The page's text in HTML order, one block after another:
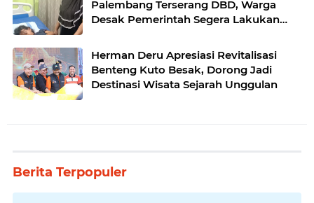
Palembang Terserang DBD, Warga
Desak Pemerintah Segera Lakukan
Herman Deru Apresiasi Revitalisasi
Benteng Kuto Besak, Dorong Jadi
Destinasi Wisata Sejarah Unggulan
Berita Terpopuler